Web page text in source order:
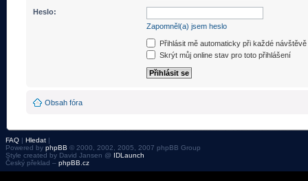
Heslo:
Zapomněl(a) jsem heslo
Přihlásit mě automaticky při každé návštěvě
Skrýt můj online stav pro toto přihlášení
Obsah fóra
FAQ | Hledat |
Powered by phpBB © 2000, 2002, 2005, 2007 phpBB Group
Style created by David Jansen @ IDLaunch
Český překlad – phpBB.cz